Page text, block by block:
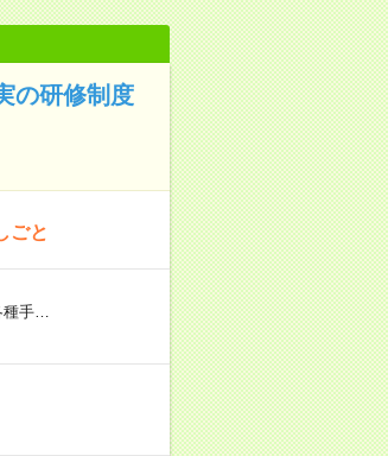
の研修制度
ごと
手…